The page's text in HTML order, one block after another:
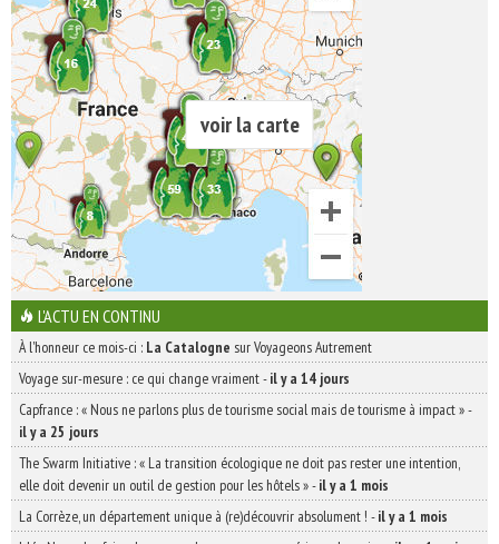
voir la carte
L'ACTU EN CONTINU
À l'honneur ce mois-ci : La Catalogne sur Voyageons Autrement
Voyage sur-mesure : ce qui change vraiment-il y a 14 jours
Capfrance : « Nous ne parlons plus de tourisme social mais de tourisme à impact »-
il y a 25 jours
The Swarm Initiative : « La transition écologique ne doit pas rester une intention,
elle doit devenir un outil de gestion pour les hôtels »-il y a 1 mois
La Corrèze, un département unique à (re)découvrir absolument ! -il y a 1 mois